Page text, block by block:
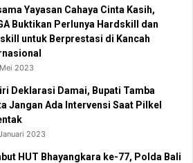
Yayasan Cahaya Cinta Kasih,
Buktikan Perlunya Hardskill dan
untuk Berprestasi di Kancah
2023
Deklarasi Damai, Bupati Tamba
Jangan Ada Intervensi Saat Pilkel
2023
HUT Bhayangkara ke-77, Polda Bali